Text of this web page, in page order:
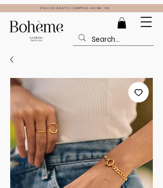
ENVIOS GRATIS COMPRAS ACIMA 100